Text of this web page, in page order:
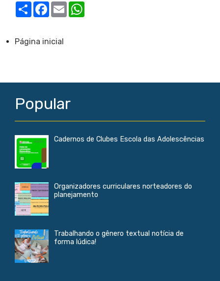
S
h
F
b
o
E
m
Página inicial
Popular
Cadernos de Clubes Escola das Adolescências
Organizadores curriculares norteadores do
planejamento
Trabalhando o gênero textual notícia de
forma lúdica!